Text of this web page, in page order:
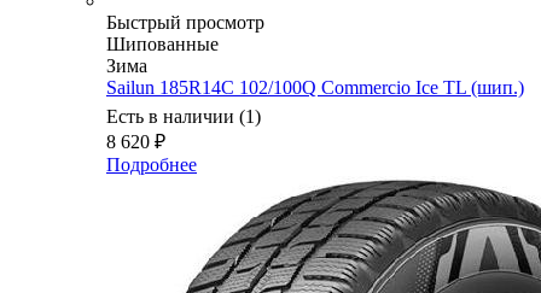
Быстрый просмотр
Шипованные
Зима
Sailun 185R14C 102/100Q Commercio Ice TL (шип.)
Есть в наличии (1)
8 620 ₽
Подробнее